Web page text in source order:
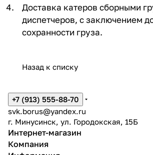
Доставка катеров сборными
диспетчеров, с заключением
сохранности груза.
Назад к списку
+7 (913) 555-88-70
svk.borus@yandex.ru
г. Минусинск, ул. Городокская, 15Б
Интернет-магазин
Компания